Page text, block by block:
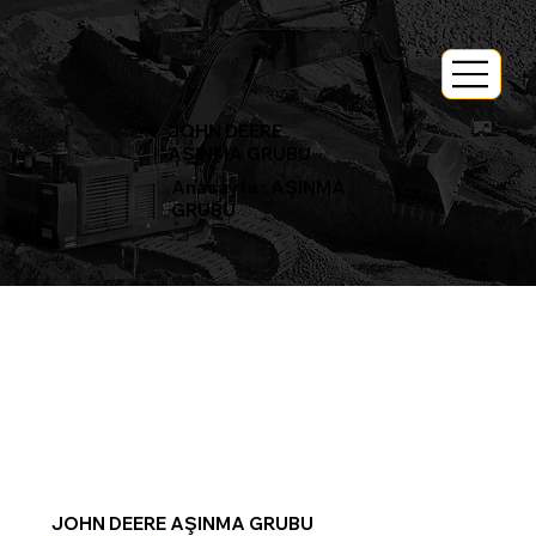
JOHN DEERE
AŞINMA GRUBU
Anasayfa
GRUBU
JOHN DEERE AŞINMA GRUBU